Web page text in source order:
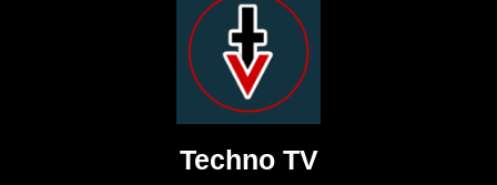
Techno TV